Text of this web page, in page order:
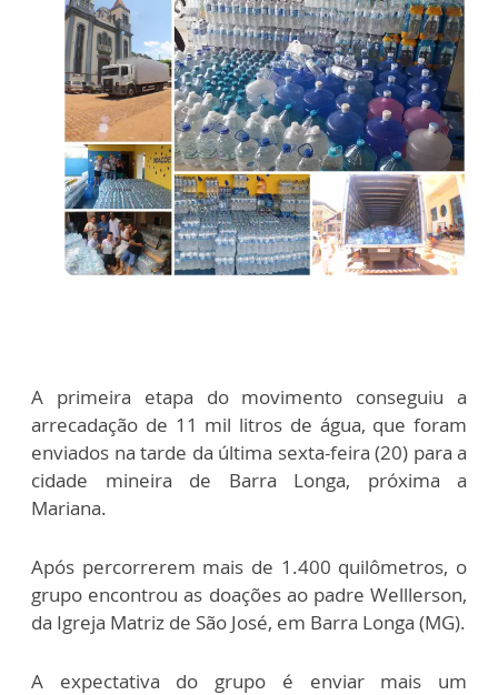
A primeira etapa do movimento conseguiu a
arrecadação de 11 mil litros de água, que foram
enviados na tarde da última sexta-feira (20) para a
cidade mineira de Barra Longa, próxima a
Mariana.
Após percorrerem mais de 1.400 quilômetros, o
grupo encontrou as doações ao padre Welllerson,
da Igreja Matriz de São José, em Barra Longa (MG).
A expectativa do grupo é enviar mais um